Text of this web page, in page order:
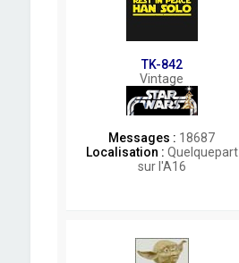
TK-842
Vintage
Messages : 18687
Localisation : Quelquepart
sur l'A16